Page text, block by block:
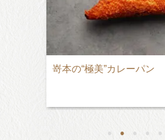
嵜本の“極美”カレーパン
● ● ● ● ●